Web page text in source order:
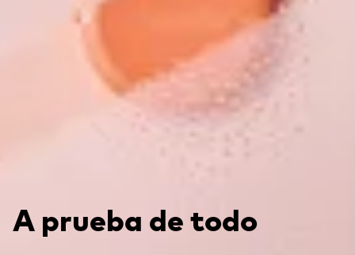
A prueba de todo